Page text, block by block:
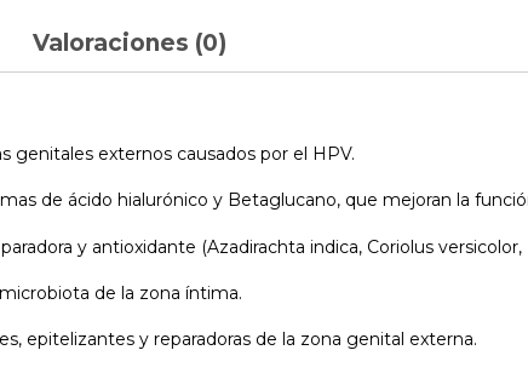
Valoraciones (0)
genitales externos causados por el HPV.
de ácido hialurónico y Betaglucano, que mejoran la
y antioxidante (Azadirachta indica, Coriolus
de la zona íntima.
epitelizantes y reparadoras de la zona genital externa.